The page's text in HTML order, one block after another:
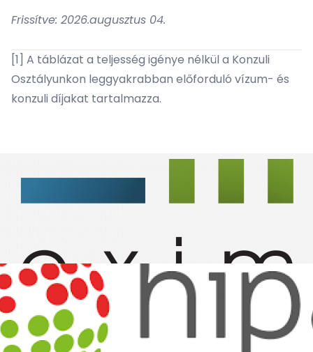
Frissítve: 2026.augusztus 04.
[1] A táblázat a teljesség igénye nélkül a Konzuli
Osztályunkon leggyakrabban előforduló vízum- és
konzuli díjakat tartalmazza.